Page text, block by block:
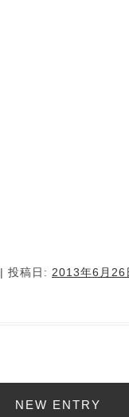
| 投稿日: 2013年6月26
NEW ENTRY